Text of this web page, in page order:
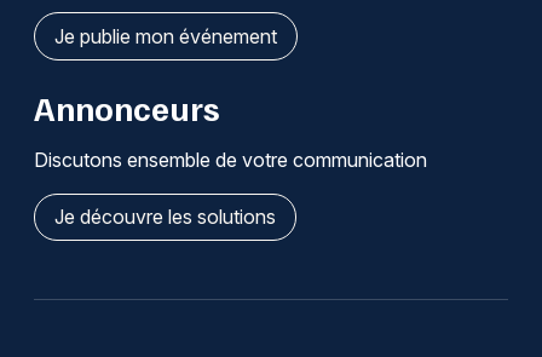
Je publie mon événement
Annonceurs
Discutons ensemble de votre communication
Je découvre les solutions